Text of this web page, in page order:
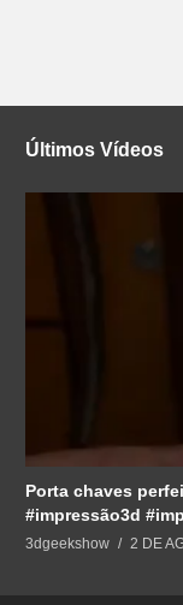
Últimos Vídeos
Porta chaves
#impressão3d
3dgeekshow 2 DE